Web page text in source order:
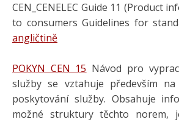
CEN_CENELEC Guide 11 (Product
to consumers Guidelines for
angličtině
POKYN CEN 15 Návod pro
služby se vztahuje především
poskytování služby. Obsahuje
možné struktury těchto norem,